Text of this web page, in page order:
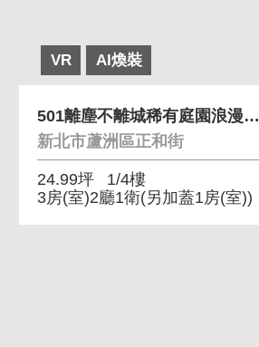
VR AI煥裝
501離塵不離城稀有庭園浪漫3+1房一樓
新北市蘆洲區正和街
24.99坪
1/4樓
3房(室)2廳1衛(另加蓋1房(室))